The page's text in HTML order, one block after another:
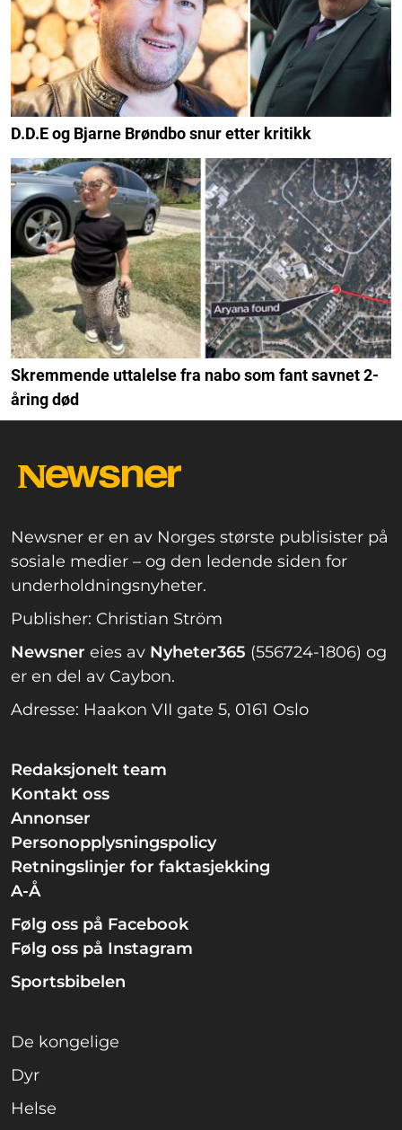
D.D.E og Bjarne Brøndbo snur etter kritikk
Skremmende uttalelse fra nabo som fant savnet 2-
åring død
Newsner er en av Norges største publisister på
sosiale medier – og den ledende siden for
underholdningsnyheter.
Publisher: Christian Ström
Newsner eies av Nyheter365 (556724-1806) og
er en del av Caybon.
Adresse: Haakon VII gate 5, 0161 Oslo
Redaksjonelt team
Kontakt oss
Annonser
Personopplysningspolicy
Retningslinjer for faktasjekking
A-Å
Følg oss på Facebook
Følg oss på Instagram
Sportsbibelen
De kongelige
Dyr
Helse